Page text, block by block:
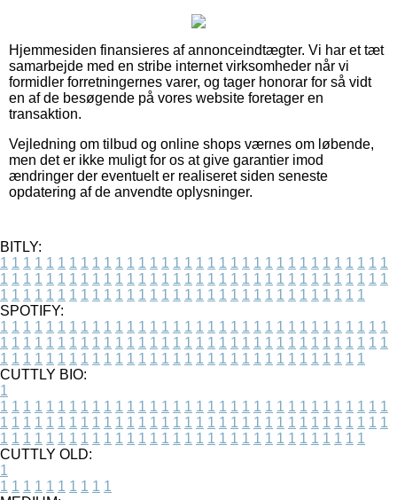
Hjemmesiden finansieres af annonceindtægter. Vi har et tæt
samarbejde med en stribe internet virksomheder når vi
formidler forretningernes varer, og tager honorar for så vidt
en af de besøgende på vores website foretager en
transaktion.
Vejledning om tilbud og online shops værnes om løbende,
men det er ikke muligt for os at give garantier imod
ændringer der eventuelt er realiseret siden seneste
opdatering af de anvendte oplysninger.
BITLY:
1 1 1 1 1 1 1 1 1 1 1 1 1 1 1 1 1 1 1 1 1 1 1 1 1 1 1 1 1 1 1 1 1 1
1 1 1 1 1 1 1 1 1 1 1 1 1 1 1 1 1 1 1 1 1 1 1 1 1 1 1 1 1 1 1 1 1 1
1 1 1 1 1 1 1 1 1 1 1 1 1 1 1 1 1 1 1 1 1 1 1 1 1 1 1 1 1 1 1 1
SPOTIFY:
1 1 1 1 1 1 1 1 1 1 1 1 1 1 1 1 1 1 1 1 1 1 1 1 1 1 1 1 1 1 1 1 1 1
1 1 1 1 1 1 1 1 1 1 1 1 1 1 1 1 1 1 1 1 1 1 1 1 1 1 1 1 1 1 1 1 1 1
1 1 1 1 1 1 1 1 1 1 1 1 1 1 1 1 1 1 1 1 1 1 1 1 1 1 1 1 1 1 1 1
CUTTLY BIO:
1
1 1 1 1 1 1 1 1 1 1 1 1 1 1 1 1 1 1 1 1 1 1 1 1 1 1 1 1 1 1 1 1 1 1
1 1 1 1 1 1 1 1 1 1 1 1 1 1 1 1 1 1 1 1 1 1 1 1 1 1 1 1 1 1 1 1 1 1
1 1 1 1 1 1 1 1 1 1 1 1 1 1 1 1 1 1 1 1 1 1 1 1 1 1 1 1 1 1 1 1
CUTTLY OLD:
1
1 1 1 1 1 1 1 1 1 1